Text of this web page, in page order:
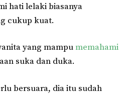
hati lelaki biasanya
cukup kuat.
yang mampumemahami
suka dan duka.
bersuara, dia itu sudah